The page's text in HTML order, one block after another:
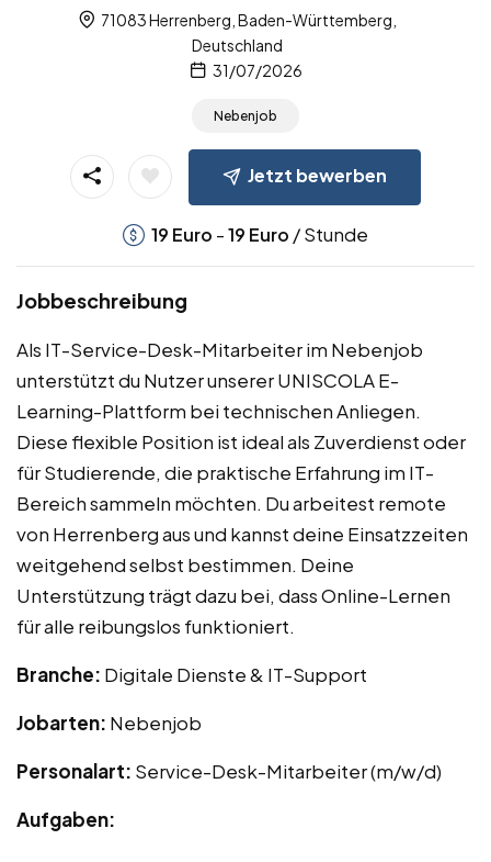
71083 Herrenberg, Baden-Württemberg,
Deutschland
31/07/2026
Nebenjob
Jetzt bewerben
19 Euro -19 Euro / Stunde
Jobbeschreibung
Als IT-Service-Desk-Mitarbeiter im Nebenjob
unterstützt du Nutzer unserer UNISCOLA E-
Learning-Plattform bei technischen Anliegen.
Diese flexible Position ist ideal als Zuverdienst oder
für Studierende, die praktische Erfahrung im IT-
Bereich sammeln möchten. Du arbeitest remote
von Herrenberg aus und kannst deine Einsatzzeiten
weitgehend selbst bestimmen. Deine
Unterstützung trägt dazu bei, dass Online-Lernen
für alle reibungslos funktioniert.
Branche: Digitale Dienste & IT-Support
Jobarten: Nebenjob
Personalart: Service-Desk-Mitarbeiter (m/w/d)
Aufgaben: